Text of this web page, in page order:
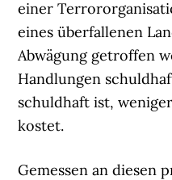
einer
eines überfallenen
Abwägung getroffen
Handlungen
schuldhaft ist,
kostet.
Gemessen an diesen